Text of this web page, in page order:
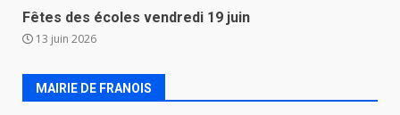
Fêtes des écoles vendredi 19 juin
13 juin 2026
MAIRIE DE FRANOIS